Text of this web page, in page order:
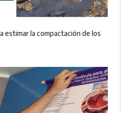
estimar la compactación de los